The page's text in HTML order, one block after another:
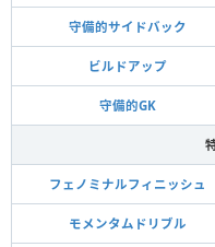
守備的サイドバック
ビルドアップ
守備的GK
フェノミナルフィニッシュ
モメンタムドリブル